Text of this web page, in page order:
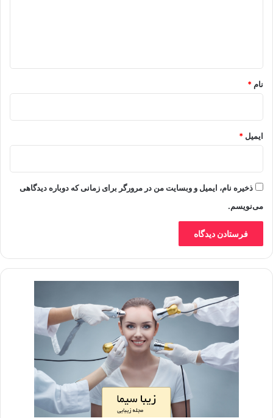
نام *
ایمیل *
ذخیره نام، ایمیل و وبسایت من در مرورگر برای زمانی که دوباره دیدگاهی
می‌نویسم.